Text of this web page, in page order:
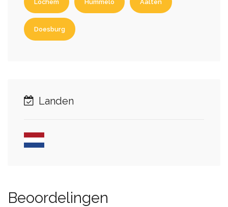
Lochem Hummelo Aalten
Doesburg
Landen
Beoordelingen